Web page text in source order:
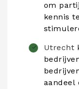
om
kennis
Utrecht
aandeel